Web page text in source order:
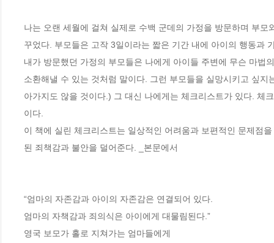
나는 오랜 세월에 걸쳐 실제로 수백 군데의 가정을 방문하며 부
꾸었다. 부모들은 고작 3일이라는 짧은 기간 내에 아이의 행동과
내가 방문했던 가정의 부모들은 나에게 아이들 주변에 무슨 마법
소환해낼 수 있는 것처럼 말이다. 그런 부모들을 실망시키고 싶
아가지도 않을 것이다.) 그 대신 나에게는 체크리스트가 있다. 체
이다.
이 책에 실린 체크리스트는 일상적인 어려움과 보편적인 문제점
된 죄책감과 불안을 덜어준다. _본문에서
“엄마의 자존감과 아이의 자존감은 연결되어 있다.
엄마의 자책감과 죄의식은 아이에게 대물림된다.”
영국 보모가 홀로 지쳐가는 엄마들에게